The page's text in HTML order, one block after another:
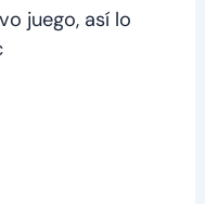
juego, así lo